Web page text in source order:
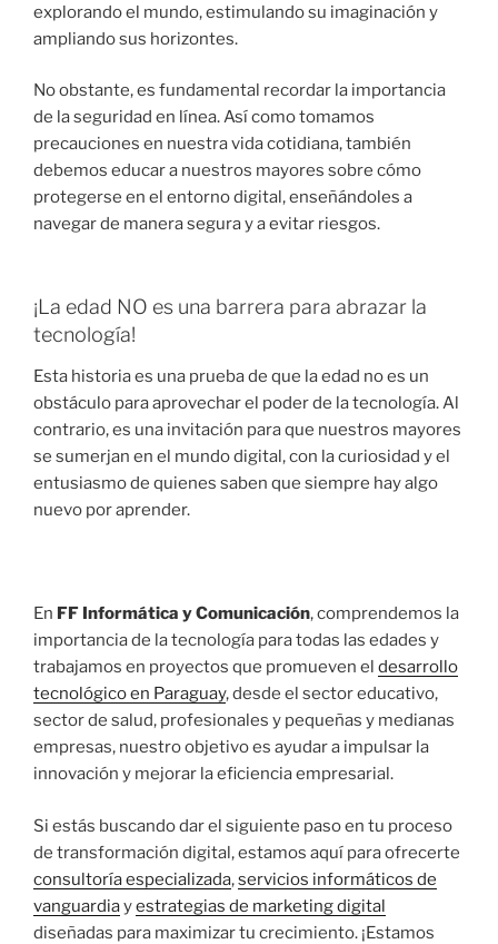
explorando el mundo, estimulando su imaginación y
ampliando sus horizontes.
No obstante, es fundamental recordar la importancia
de la seguridad en línea. Así como tomamos
precauciones en nuestra vida cotidiana, también
debemos educar a nuestros mayores sobre cómo
protegerse en el entorno digital, enseñándoles a
navegar de manera segura y a evitar riesgos.
¡La edad NO es una barrera para abrazar la
tecnología!
Esta historia es una prueba de que la edad no es un
obstáculo para aprovechar el poder de la tecnología. Al
contrario, es una invitación para que nuestros mayores
se sumerjan en el mundo digital, con la curiosidad y el
entusiasmo de quienes saben que siempre hay algo
nuevo por aprender.
En FF Informática y Comunicación, comprendemos la
importancia de la tecnología para todas las edades y
trabajamos en proyectos que promueven el desarrollo
tecnológico en Paraguay, desde el sector educativo,
sector de salud, profesionales y pequeñas y medianas
empresas, nuestro objetivo es ayudar a impulsar la
innovación y mejorar la eficiencia empresarial.
Si estás buscando dar el siguiente paso en tu proceso
de transformación digital, estamos aquí para ofrecerte
consultoría especializada,servicios informáticos de
vanguardiayestrategias de marketing digital
diseñadas para maximizar tu crecimiento. ¡Estamos